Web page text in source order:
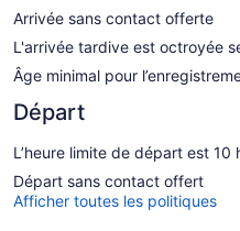
Arrivée sans contact offerte
L'arrivée tardive est octroyée
Âge minimal pour
Départ
L’heure limite de départ est 10
Départ sans contact offert
Afficher toutes les politiques